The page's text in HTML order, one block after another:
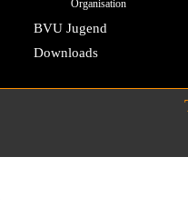
Organisation
BVU Jugend
Downloads